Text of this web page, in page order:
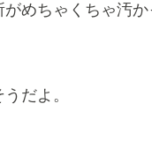
めちゃくちゃ汚か
だよ。